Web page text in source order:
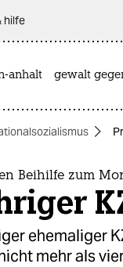
hilfe
anhalt gewalt
Beihilfe zum
ehemaliger
mehr als